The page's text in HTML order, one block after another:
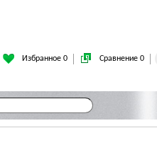
Избранное 0 Сравнение 0